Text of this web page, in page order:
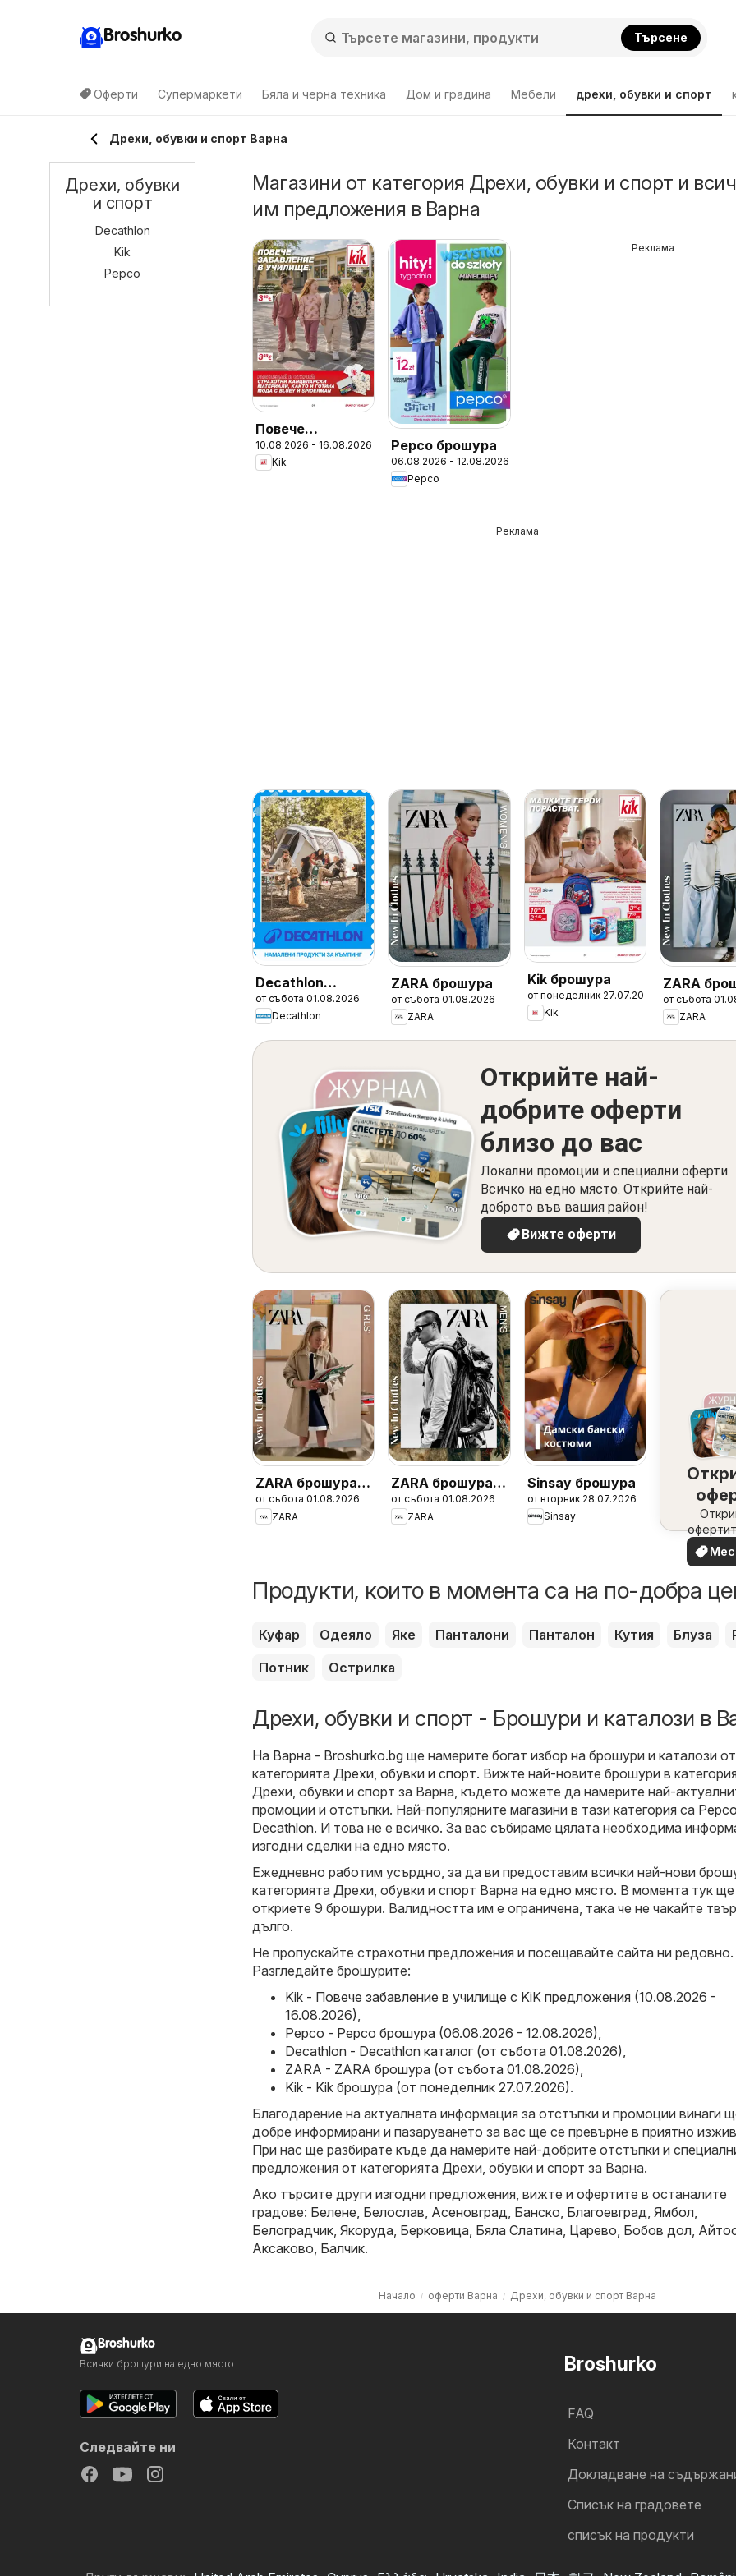
Broshurko Търсене
Оферти Супермаркети Бяла и черна техника Дом и градина Мебели дрехи, обувки и спорт
Дрехи, обувки и спорт Варна
Магазини от категория Дрехи, обувки и спорт и
им предложения в Варна
Повече
забавление в
училище с KiK
10.08.2026 - 16.08.2026
Kik
Pepco брошура
06.08.2026 - 12.08.2026
Pepco
Реклама
Реклама
Decathlon
каталог
от събота 01.08.2026
Decathlon
ZARA брошура
от събота 01.08.2026
ZARA
Kik брошура
от понеделник 27.07.2026
Kik
ZARA
Boys
от събота
ZARA
Открийте най-
добрите оферти
близо до вас
Локални промоции и специални оферти.
Всичко на едно място. Открийте най-
доброто във вашия район!
Вижте оферти
ZARA брошура -
Girls
от събота 01.08.2026
ZARA
ZARA брошура -
Men
от събота 01.08.2026
ZARA
Sinsay брошура
от вторник 28.07.2026
Sinsay
вашия
Продукти, които в момента са на по-добра
Куфар Одеяло Яке Панталони Панталон Кутия Блуза
Потник
Острилка
Дрехи, обувки и спорт - Брошури и каталози в
На Варна - Broshurko.bg ще намерите богат избор на брошури и каталози от
категорията Дрехи, обувки и спорт. Вижте най-новите брошури в
Дрехи, обувки и спорт за Варна, където можете да намерите най-
промоции и отстъпки. Най-популярните магазини в тази категория са Pepco
Decathlon. И това не е всичко. За вас събираме цялата необходима
изгодни сделки на едно място.
Ежедневно работим усърдно, за да ви предоставим всички най-нови
категорията Дрехи, обувки и спорт Варна на едно място. В момента тук ще
откриете 9 брошури. Валидността им е ограничена, така че не чакайте
дълго.
Не пропускайте страхотни предложения и посещавайте сайта ни редовно.
Разгледайте брошурите:
Kik - Повече забавление в училище с KiK предложения (10.08.2026 -
16.08.2026),
Pepco - Pepco брошура (06.08.2026 - 12.08.2026),
Decathlon - Decathlon каталог (от събота 01.08.2026),
ZARA - ZARA брошура (от събота 01.08.2026),
Kik - Kik брошура (от понеделник 27.07.2026).
Благодарение на актуалната информация за отстъпки и промоции винаги
добре информирани и пазаруването за вас ще се превърне в приятно
При нас ще разбирате къде да намерите най-добрите отстъпки и
предложения от категорията Дрехи, обувки и спорт за Варна.
Ако търсите други изгодни предложения, вижте и офертите в останалите
градове: Белене, Белослав, Асеновград, Банско, Благоевград, Ямбол,
Белоградчик, Якоруда, Берковица, Бяла Слатина, Царево, Бобов дол,
Аксаково, Балчик.
Начало оферти Варна Дрехи, обувки и спорт Варна
Дрехи, обувки
и спорт
Decathlon
Kik
Pepco
Broshurko
FAQ
Контакт
Докладване на
Cписък на градовете
списък на продукти
Broshurko
Всички брошури на едно място
Следвайте ни